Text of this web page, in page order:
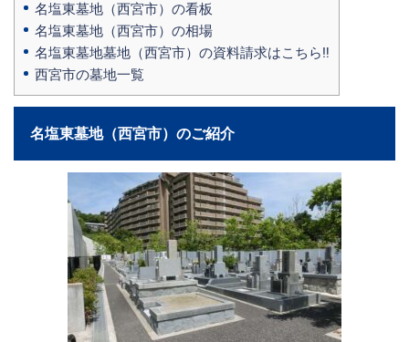
名塩東墓地（西宮市）の看板
名塩東墓地（西宮市）の相場
名塩東墓地墓地（西宮市）の資料請求はこちら‼
西宮市の墓地一覧
名塩東墓地（西宮市）のご紹介